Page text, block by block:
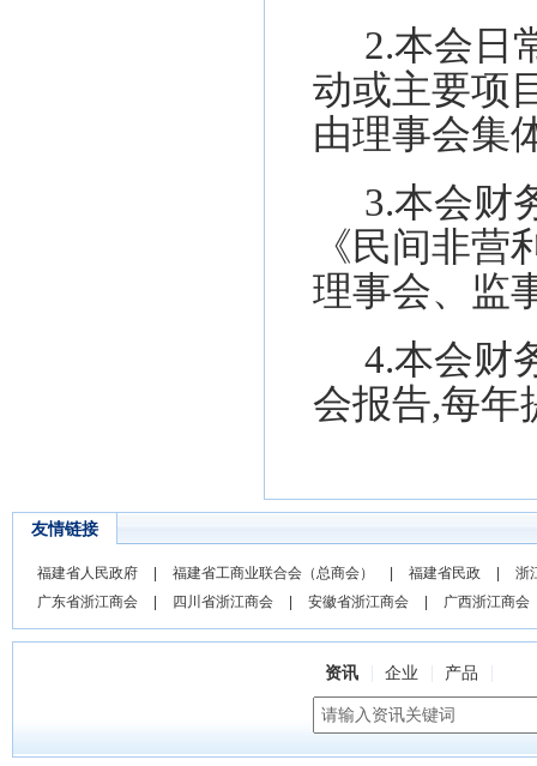
2.本会日
动或主要项
由理事会集
3.本会财
《民间非
理事会、监
4.本会财
会报告,每年
友情链接
福建省人民政府 福建省工商业联合会（总商会） 福建省民政
浙
广东省浙江商会
四川省浙江商会 安徽省浙江商会 广西浙江商会
资讯 企业 产品